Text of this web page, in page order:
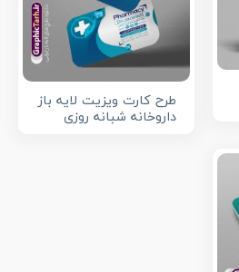
طرح کارت ویزیت لایه باز
داروخانه شبانه روزی